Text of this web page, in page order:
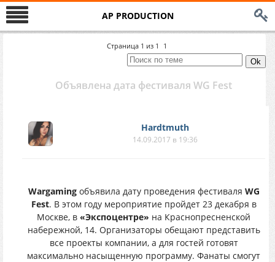
AP PRODUCTION
Страница 1 из 1 1
Объявлена дата фестиваля WG Fest
Hardtmuth
14.09.2017 в 19:36
Wargamingобъявила дату проведения фестиваля WG
Fest. В этом году мероприятие пройдет 23 декабря в
Москве, в «Экспоцентре» на Краснопресненской
набережной, 14. Организаторы обещают представить
все проекты компании, а для гостей готовят
максимально насыщенную программу. Фанаты смогут